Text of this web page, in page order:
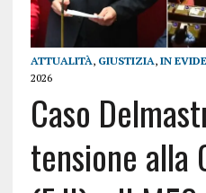
ATTUALITÀ, GIUSTIZIA, IN
2026
Caso
tensione alla